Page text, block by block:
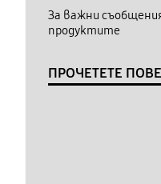
За важни
продуктите
ПРОЧЕТЕТЕ